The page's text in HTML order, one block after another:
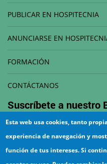
PUBLICAR EN HOSPITECNIA
ANUNCIARSE EN
FORMACIÓN
CONTÁCTANOS
Suscríbete a nuestro
Esta web usa cookies, tanto
experiencia de navegación y
función de tus intereses. Si